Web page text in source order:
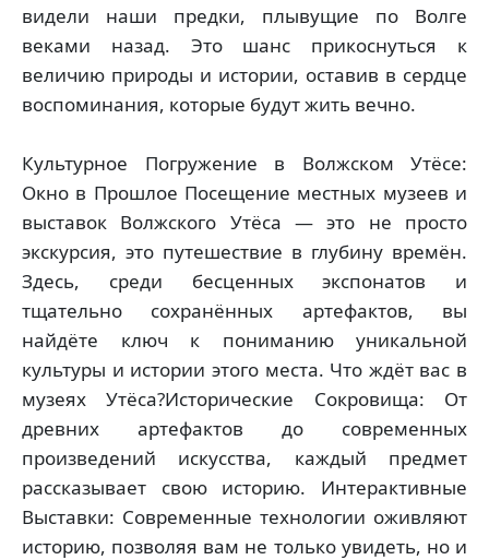
видели наши предки, плывущие по Волге
веками назад. Это шанс прикоснуться к
величию природы и истории, оставив в сердце
воспоминания, которые будут жить вечно.
Культурное Погружение в Волжском Утёсе:
Окно в Прошлое Посещение местных музеев и
выставок Волжского Утёса — это не просто
экскурсия, это путешествие в глубину времён.
Здесь, среди бесценных экспонатов и
тщательно сохранённых артефактов, вы
найдёте ключ к пониманию уникальной
культуры и истории этого места. Что ждёт вас в
музеях Утёса?Исторические Сокровища: От
древних артефактов до современных
произведений искусства, каждый предмет
рассказывает свою историю. Интерактивные
Выставки: Современные технологии оживляют
историю, позволяя вам не только увидеть, но и